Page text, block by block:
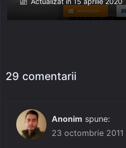
29 comentarii
Anonim spune:
23 octombrie